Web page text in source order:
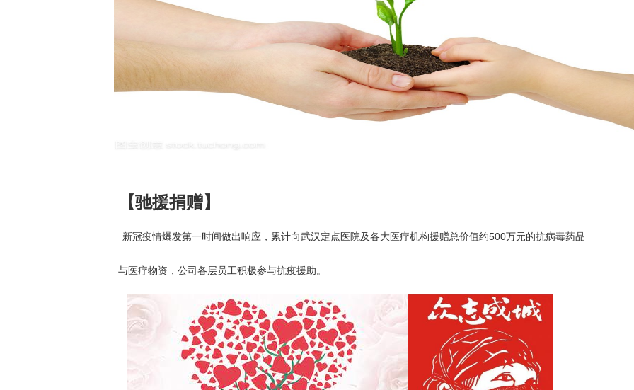
【驰援捐赠】
新冠疫情爆发第一时间做出响应，累计向武汉定点医院及各大医疗机构援赠总价值约500万元的抗病毒药品
与医疗物资，公司各层员工积极参与抗疫援助。